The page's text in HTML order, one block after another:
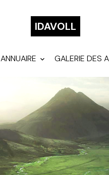
IDAVOLL
ANNUAIRE GALERIE DES